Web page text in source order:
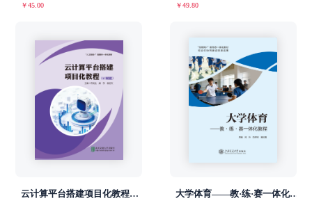
￥45.00 ￥49.80
云计算平台搭建项目化教程（AI 赋能） 大学体育——教·练·赛一体化教程